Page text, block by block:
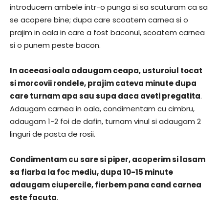
introducem ambele intr-o punga si sa scuturam ca sa
se acopere bine; dupa care scoatem carnea si o
prajim in oala in care a fost baconul, scoatem carnea
si o punem peste bacon.
In aceeasi oala adaugam ceapa, usturoiul tocat
si morcovii rondele, prajim cateva minute dupa
care turnam apa sau supa daca aveti pregatita.
Adaugam carnea in oala, condimentam cu cimbru,
adaugam 1-2 foi de dafin, turnam vinul si adaugam 2
linguri de pasta de rosii.
Condimentam cu sare si piper, acoperim si lasam
sa fiarba la foc mediu, dupa 10-15 minute
adaugam ciupercile, fierbem pana cand carnea
este facuta.